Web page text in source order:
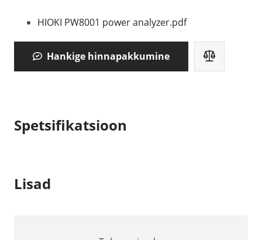
HIOKI PW8001 power analyzer.pdf
Hankige hinnapakkumine
Spetsifikatsioon
Lisad